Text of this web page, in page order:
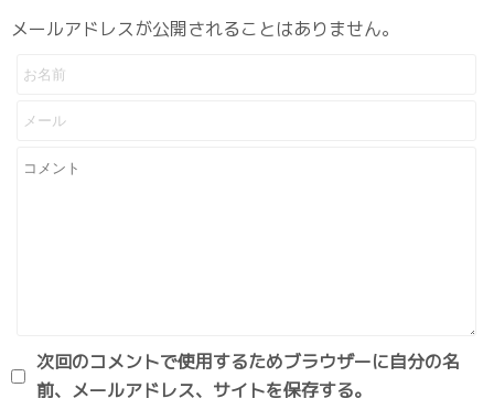
メールアドレスが公開されることはありません。
次回のコメントで使用するためブラウザーに自分の名
前、メールアドレス、サイトを保存する。